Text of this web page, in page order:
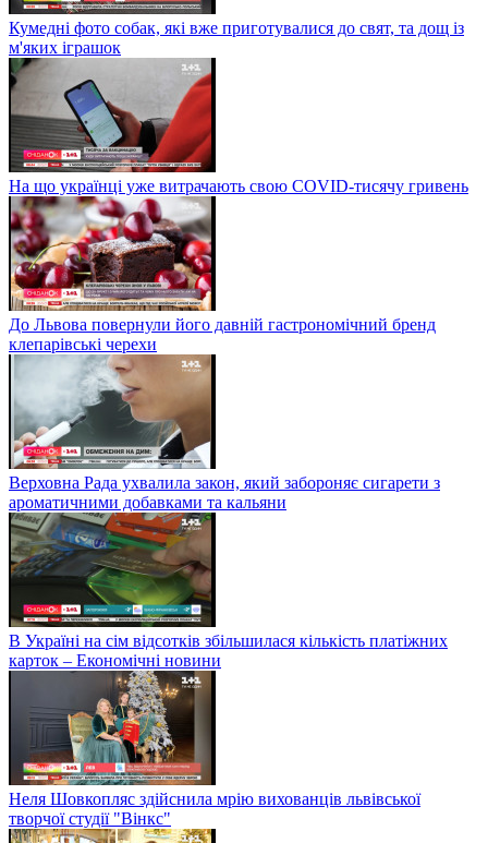
Кумедні фото собак, які вже приготувалися до свят, та дощ із
м'яких іграшок
На що українці уже витрачають свою COVID-тисячу гривень
До Львова повернули його давній гастрономічний бренд
клепарівські черехи
Верховна Рада ухвалила закон, який забороняє сигарети з
ароматичними добавками та кальяни
В Україні на сім відсотків збільшилася кількість платіжних
карток – Економічні новини
Неля Шовкопляс здійснила мрію вихованців львівської
творчої студії "Вінкс"